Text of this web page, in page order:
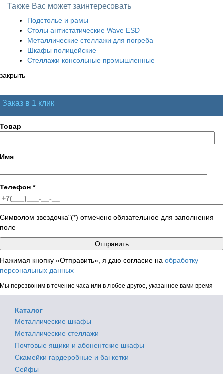
Также Вас может заинтересовать
Подстолье и рамы
Столы антистатические Wave ESD
Металлические стеллажи для погреба
Шкафы полицейские
Стеллажи консольные промышленные
закрыть
Заказ в 1 клик
Товар
Имя
Телефон *
Символом звездочка"(*) отмечено обязательное для заполнения
поле
Нажимая кнопку «Отправить», я даю согласие на обработку
персональных данных
Мы перезвоним в течение часа или в любое другое, указанное вами время
Каталог
Металлические шкафы
Металлические стеллажи
Почтовые ящики и абонентские шкафы
Скамейки гардеробные и банкетки
Сейфы